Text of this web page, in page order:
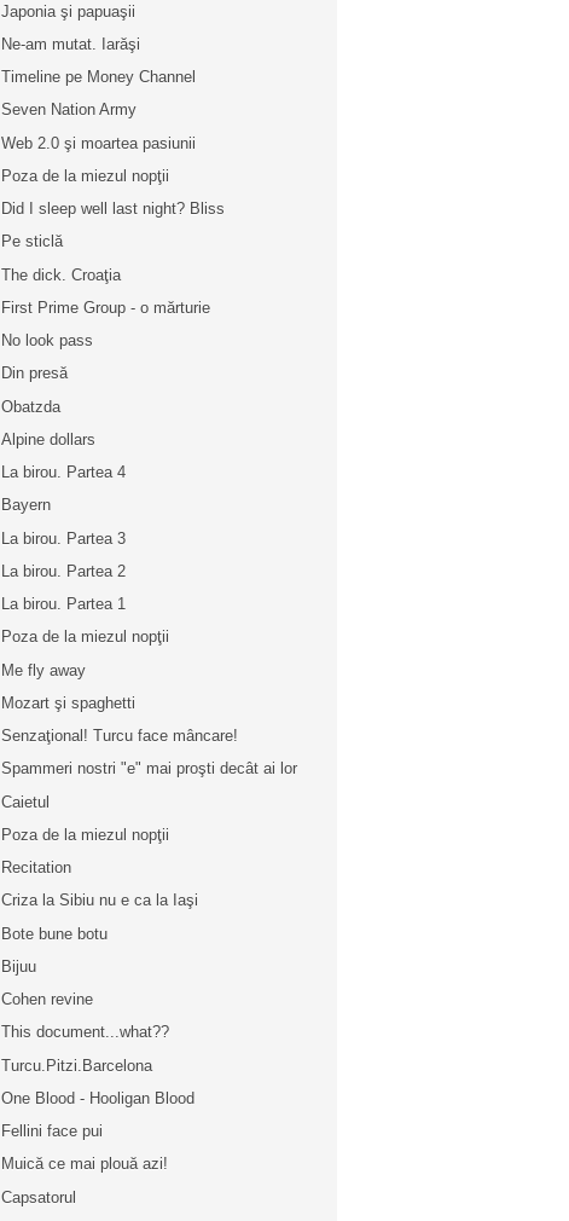
Japonia şi papuaşii
Ne-am mutat. Iarăşi
Timeline pe Money Channel
Seven Nation Army
Web 2.0 şi moartea pasiunii
Poza de la miezul nopţii
Did I sleep well last night? Bliss
Pe sticlă
The dick. Croaţia
First Prime Group - o mărturie
No look pass
Din presă
Obatzda
Alpine dollars
La birou. Partea 4
Bayern
La birou. Partea 3
La birou. Partea 2
La birou. Partea 1
Poza de la miezul nopţii
Me fly away
Mozart şi spaghetti
Senzaţional! Turcu face mâncare!
Spammeri nostri "e" mai proşti decât ai lor
Caietul
Poza de la miezul nopţii
Recitation
Criza la Sibiu nu e ca la Iaşi
Bote bune botu
Bijuu
Cohen revine
This document...what??
Turcu.Pitzi.Barcelona
One Blood - Hooligan Blood
Fellini face pui
Muică ce mai plouă azi!
Capsatorul